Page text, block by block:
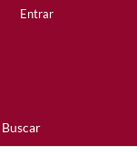
Buscar
Entrar